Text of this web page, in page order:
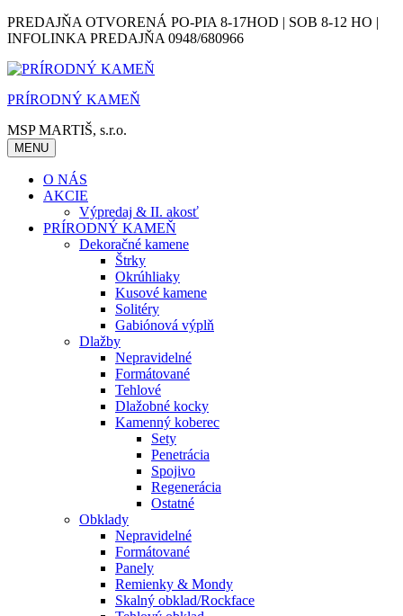
Skip
to
PREDAJŇA OTVORENÁ PO-PIA 8-17HOD | SOB 8-12 HO |
INFOLINKA PREDAJŇA 0948/680966
PRÍRODNÝ KAMEŇ
MSP MARTIŠ, s.r.o.
MENU
O NÁS
AKCIE
Výpredaj & II. akosť
PRÍRODNÝ KAMEŇ
Dekoračné kamene
Štrky
Okrúhliaky
Kusové kamene
Solitéry
Gabiónová výplň
Dlažby
Nepravidelné
Formátované
Tehlové
Dlažobné kocky
Kamenný koberec
Sety
Penetrácia
Spojivo
Regenerácia
Ostatné
Obklady
Nepravidelné
Formátované
Panely
Remienky & Mondy
Skalný obklad/Rockface